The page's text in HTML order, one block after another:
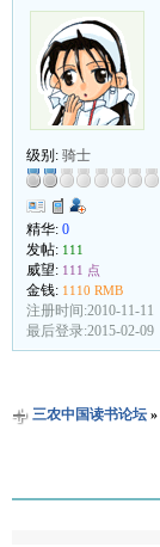
级别: 骑士
精华: 0
发帖: 111
威望: 111 点
金钱: 1110 RMB
注册时间:2010-11-11
最后登录:2015-02-09
三农中国读书论坛»